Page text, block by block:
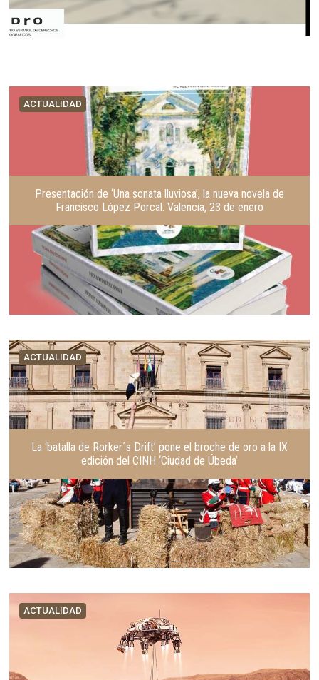
ACTUALIDAD
Presentación de ‘Una sonata lluviosa’, la nueva novela de
Francisco López Porcal. Valencia, 23 de enero
ACTUALIDAD
La ‘batalla de Rorker´s Drift’ pone el broche de oro a la IX
edición del CINH ‘Ciudad de Úbeda’
ACTUALIDAD